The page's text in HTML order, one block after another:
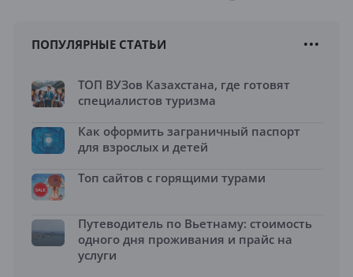
ПОПУЛЯРНЫЕ СТАТЬИ
ТОП ВУЗов Казахстана, где готовят
специалистов туризма
Как оформить заграничный паспорт
для взрослых и детей
Топ сайтов с горящими турами
Путеводитель по Вьетнаму: стоимость
одного дня проживания и прайс на
услуги